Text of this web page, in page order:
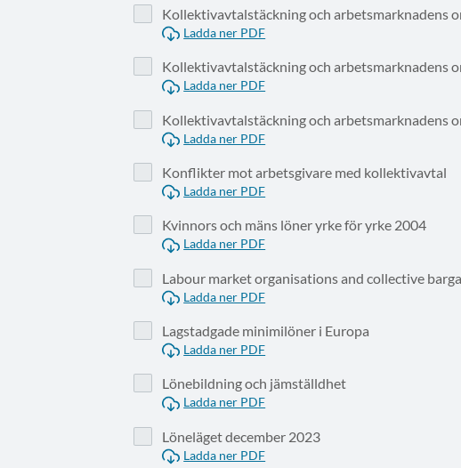
Kollektivavtalstäckning och arbetsmarknadens
Ladda ner PDF
Kollektivavtalstäckning och arbetsmarknadens
Ladda ner PDF
Kollektivavtalstäckning och arbetsmarknadens
Ladda ner PDF
Konflikter mot arbetsgivare med kollektivavtal
Ladda ner PDF
Kvinnors och mäns löner yrke för yrke 2004
Ladda ner PDF
Labour market organisations and collective
Ladda ner PDF
Lagstadgade minimilöner i Europa
Ladda ner PDF
Lönebildning och jämställdhet
Ladda ner PDF
Löneläget december 2023
Ladda ner PDF